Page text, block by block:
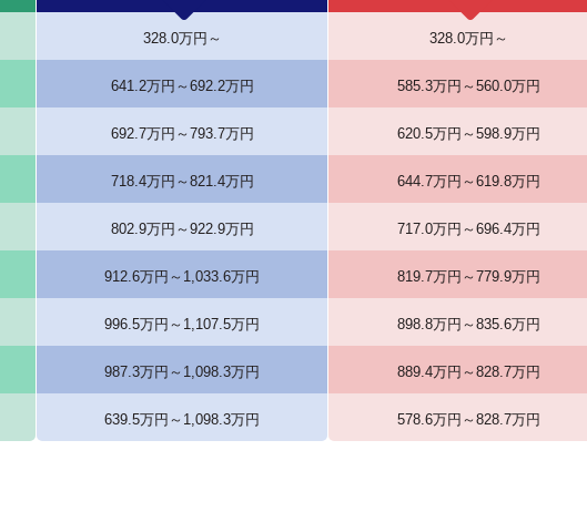
328.0万円～ 328.0万円～
641.2万円～692.2万円 585.3万円～560.0万円
692.7万円～793.7万円 620.5万円～598.9万円
718.4万円～821.4万円 644.7万円～619.8万円
802.9万円～922.9万円 717.0万円～696.4万円
912.6万円～1,033.6万円 819.7万円～779.9万円
996.5万円～1,107.5万円 898.8万円～835.6万円
987.3万円～1,098.3万円 889.4万円～828.7万円
639.5万円～1,098.3万円 578.6万円～828.7万円